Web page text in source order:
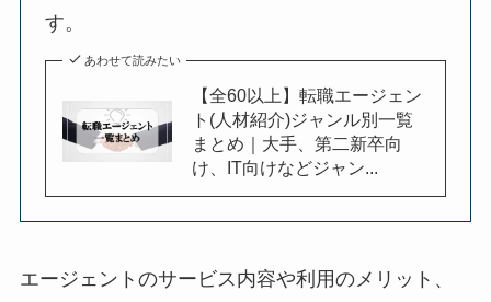
す。
あわせて読みたい
【全60以上】転職エージェン
ト(人材紹介)ジャンル別一覧
まとめ｜大手、第二新卒向
け、IT向けなどジャン...
エージェントのサービス内容や利用のメリット、